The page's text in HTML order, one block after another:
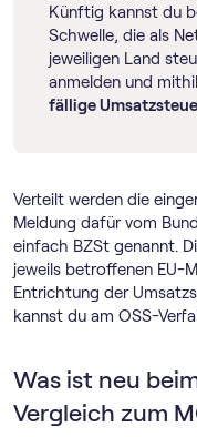
Künftig kannst du
Schwelle, die als
jeweiligen Land
anmelden und
fällige
Verteilt werden die
Meldung dafür vom
einfach BZSt genannt.
jeweils betroffenen EU-
Entrichtung der
kannst du am OSS-
Was ist neu
Vergleich zum